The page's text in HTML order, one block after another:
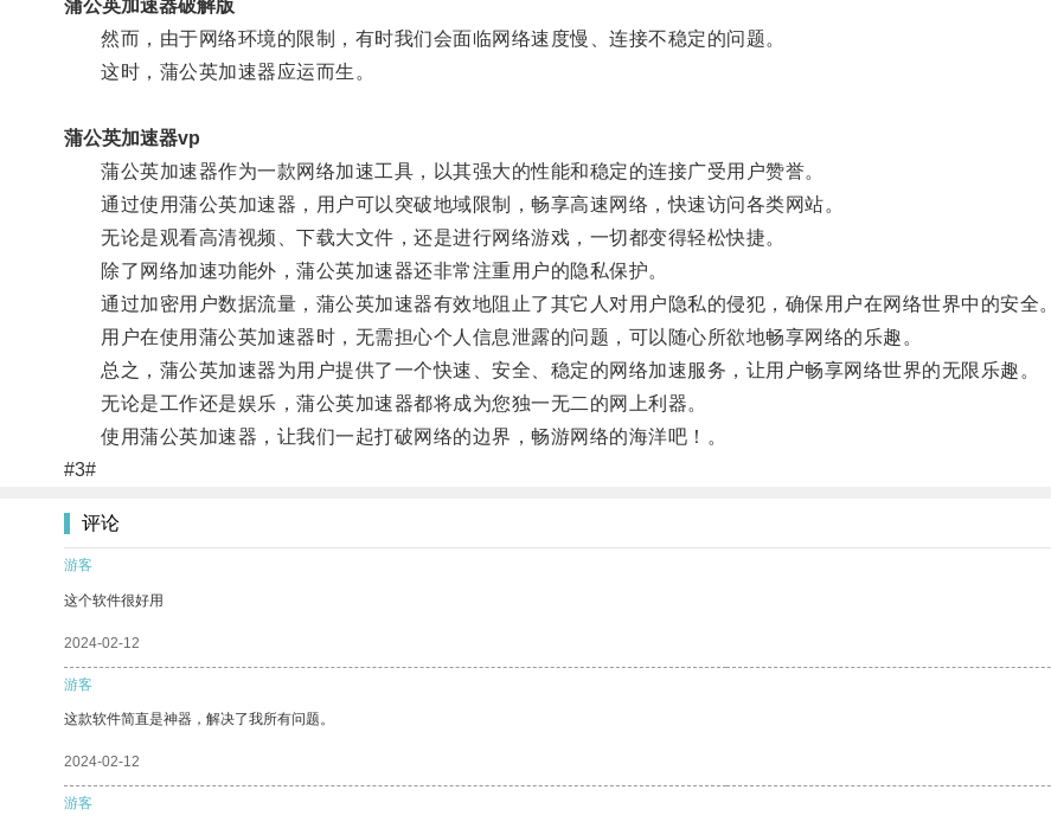
蒲公英加速器破解版
然而，由于网络环境的限制，有时我们会面临网络速度慢、连接不稳定的问题。
这时，蒲公英加速器应运而生。
蒲公英加速器vp
蒲公英加速器作为一款网络加速工具，以其强大的性能和稳定的连接广受用户赞誉。
通过使用蒲公英加速器，用户可以突破地域限制，畅享高速网络，快速访问各类网站。
无论是观看高清视频、下载大文件，还是进行网络游戏，一切都变得轻松快捷。
除了网络加速功能外，蒲公英加速器还非常注重用户的隐私保护。
通过加密用户数据流量，蒲公英加速器有效地阻止了其它人对用户隐私的侵犯，确保用户在网络世界中的安全。
用户在使用蒲公英加速器时，无需担心个人信息泄露的问题，可以随心所欲地畅享网络的乐趣。
总之，蒲公英加速器为用户提供了一个快速、安全、稳定的网络加速服务，让用户畅享网络世界的无限乐趣。
无论是工作还是娱乐，蒲公英加速器都将成为您独一无二的网上利器。
使用蒲公英加速器，让我们一起打破网络的边界，畅游网络的海洋吧！。
#3#
评论
游客
这个软件很好用
2024-02-12
游客
这款软件简直是神器，解决了我所有问题。
2024-02-12
游客